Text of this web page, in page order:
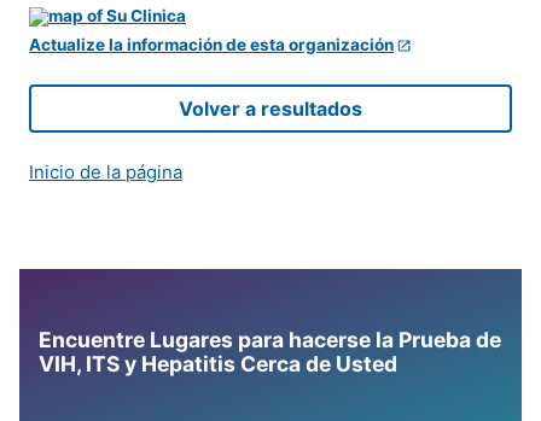
Actualize la información de esta organización
Volver a resultados
Inicio de la página
Encuentre Lugares para hacerse la Prueba de
VIH, ITS y Hepatitis Cerca de Usted